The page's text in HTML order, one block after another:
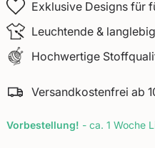
Exklusive Designs für
Leuchtende &
Hochwertige
Versandkostenfrei ab
Vorbestellung! - ca. 1 Woche